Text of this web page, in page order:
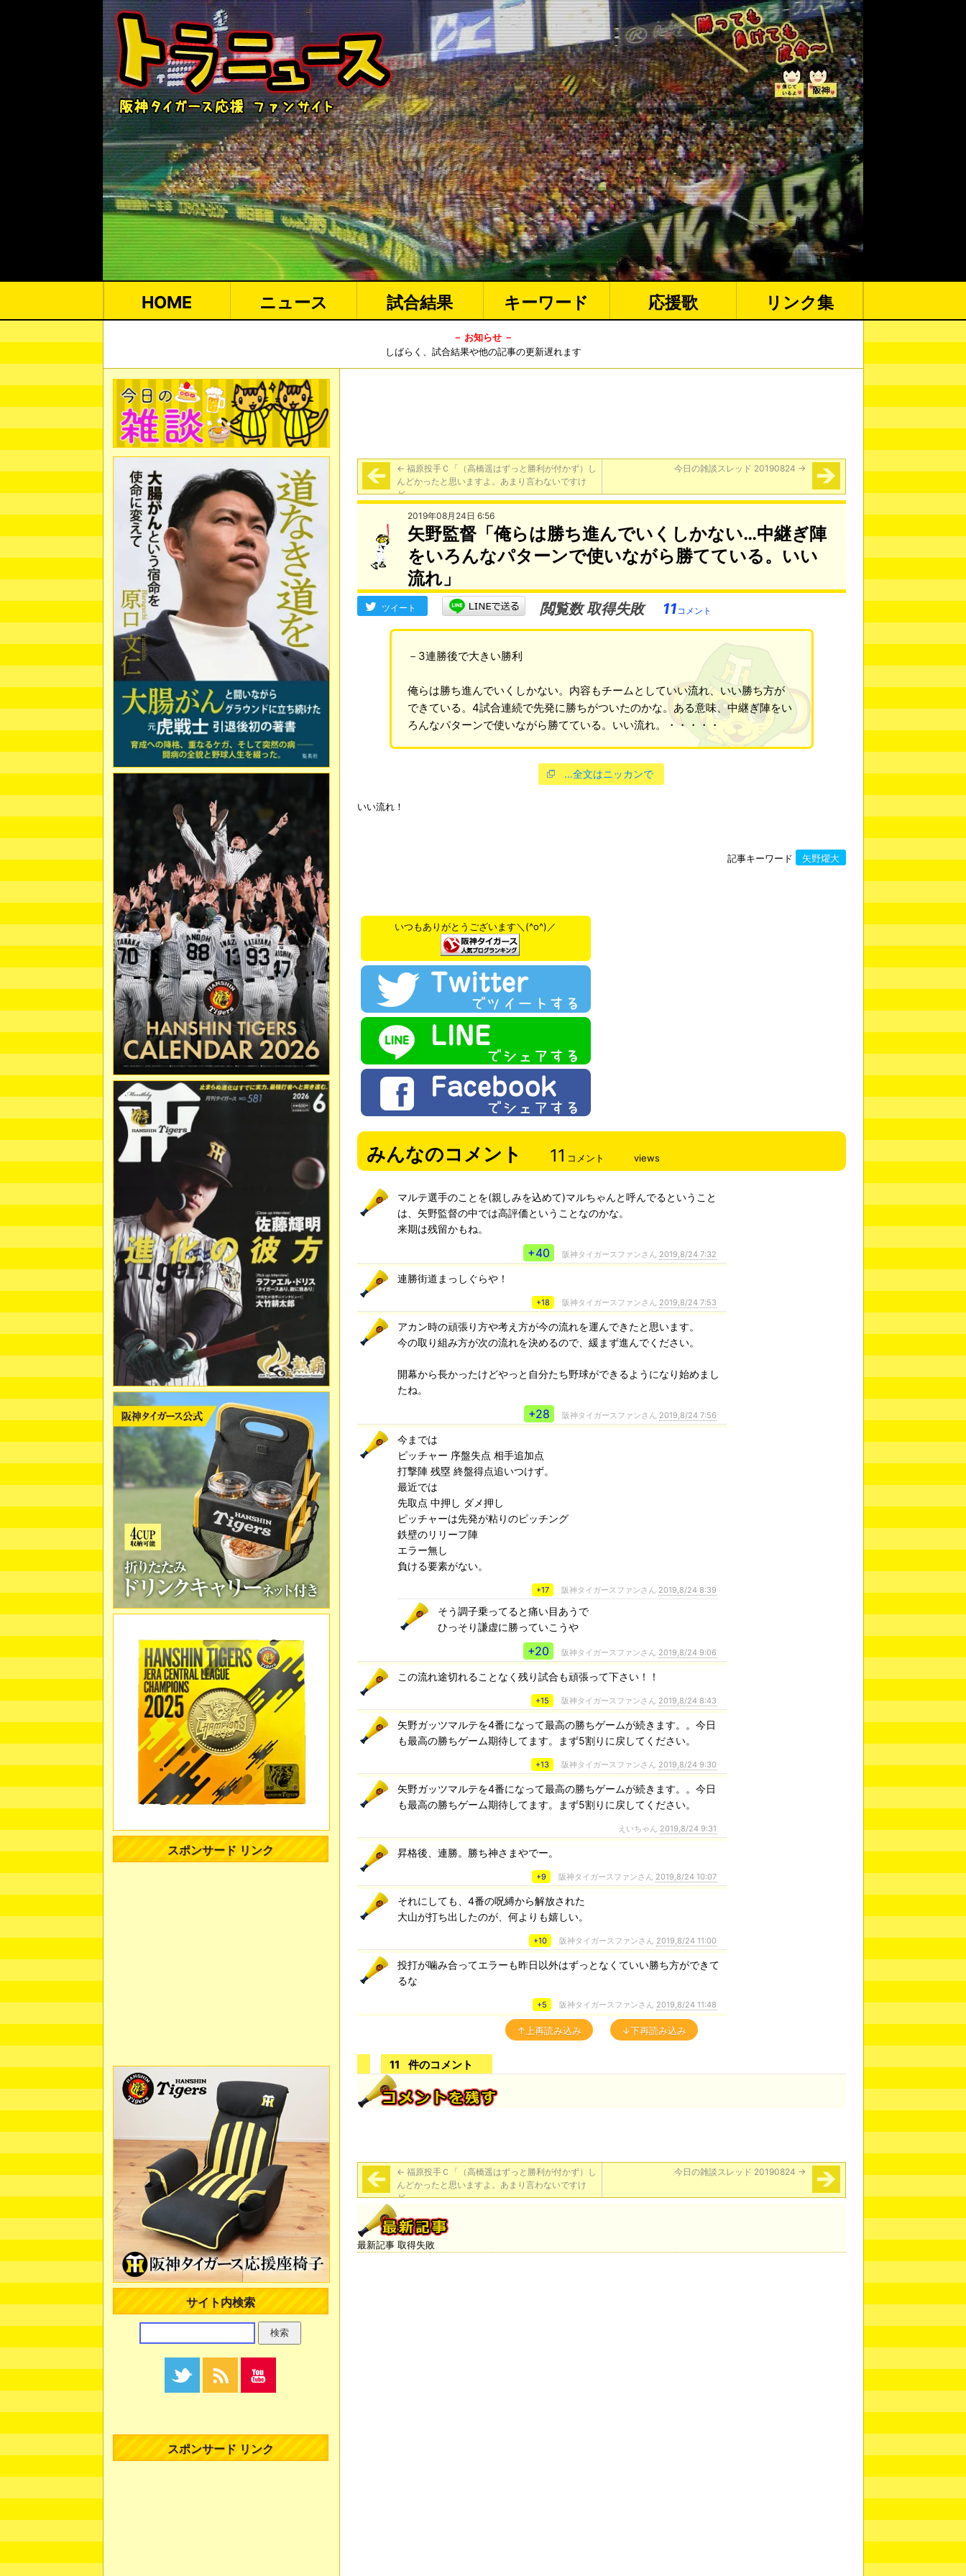
HOME ニュース 試合結果 キーワード 応援歌 リンク集
－ お知らせ －
しばらく、試合結果や他の記事の更新遅れます
← 福原投手Ｃ「（高橋遥はずっと勝利が付かず）し
んどかったと思いますよ。あまり言わないですけ
ど。」
今日の雑談スレッド 20190824 →
2019年08月24日 6:56
矢野監督「俺らは勝ち進んでいくしかない…中継ぎ陣
をいろんなパターンで使いながら勝てている。いい
流れ」
ツイート 閲覧数 取得失敗 11コメント
－3連勝後で大きい勝利
俺らは勝ち進んでいくしかない。内容もチームとしていい流れ、いい勝ち方が
できている。4試合連続で先発に勝ちがついたのかな。ある意味、中継ぎ陣をい
ろんなパターンで使いながら勝てている。いい流れ。・・・・・
…全文はニッカンで
いい流れ！
記事キーワード 矢野燿大
いつもありがとうございます＼(^o^)／
みんなのコメント 11 コメント views
マルテ選手のことを(親しみを込めて)マルちゃんと呼んでるということ
は、矢野監督の中では高評価ということなのかな。
来期は残留かもね。
+40 阪神タイガースファンさん 2019,8/24 7:32
連勝街道まっしぐらや！
+18 阪神タイガースファンさん 2019,8/24 7:53
アカン時の頑張り方や考え方が今の流れを運んできたと思います。
今の取り組み方が次の流れを決めるので、緩まず進んでください。
開幕から長かったけどやっと自分たち野球ができるようになり始めまし
たね。
+28 阪神タイガースファンさん 2019,8/24 7:56
今までは
ピッチャー 序盤失点 相手追加点
打撃陣 残塁 終盤得点追いつけず。
最近では
先取点 中押し ダメ押し
ピッチャーは先発が粘りのピッチング
鉄壁のリリーフ陣
エラー無し
負ける要素がない。
+17 阪神タイガースファンさん 2019,8/24 8:39
そう調子乗ってると痛い目あうで
ひっそり謙虚に勝っていこうや
+20 阪神タイガースファンさん 2019,8/24 9:06
この流れ途切れることなく残り試合も頑張って下さい！！
+15 阪神タイガースファンさん 2019,8/24 8:43
矢野ガッツマルテを4番になって最高の勝ちゲームが続きます。。今日
も最高の勝ちゲーム期待してます。まず5割りに戻してください。
+13 阪神タイガースファンさん 2019,8/24 9:30
矢野ガッツマルテを4番になって最高の勝ちゲームが続きます。。今日
も最高の勝ちゲーム期待してます。まず5割りに戻してください。
えいちゃん 2019,8/24 9:31
昇格後、連勝。勝ち神さまやでー。
+9 阪神タイガースファンさん 2019,8/24 10:07
それにしても、4番の呪縛から解放された
大山が打ち出したのが、何よりも嬉しい。
+10 阪神タイガースファンさん 2019,8/24 11:00
投打が噛み合ってエラーも昨日以外はずっとなくていい勝ち方ができて
るな
+5 阪神タイガースファンさん 2019,8/24 11:48
↑上再読み込み ↓下再読み込み
11 件のコメント
← 福原投手Ｃ「（高橋遥はずっと勝利が付かず）し
んどかったと思いますよ。あまり言わないですけ
ど。」
今日の雑談スレッド 20190824 →
最新記事 取得失敗
スポンサード リンク
サイト内検索
スポンサード リンク